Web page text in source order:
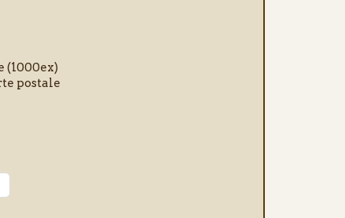
postale